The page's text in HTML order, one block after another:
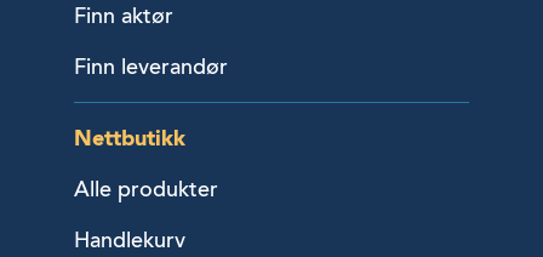
Finn aktør
Finn leverandør
Nettbutikk
Alle produkter
Handlekurv